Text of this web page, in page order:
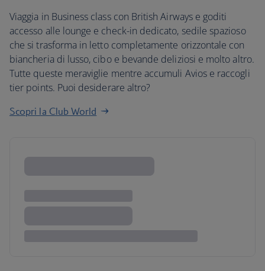
Viaggia in Business class con British Airways e goditi
accesso alle lounge e check-in dedicato, sedile spazioso
che si trasforma in letto completamente orizzontale con
biancheria di lusso, cibo e bevande deliziosi e molto altro.
Tutte queste meraviglie mentre accumuli Avios e raccogli
tier points. Puoi desiderare altro?
Scopri la Club World